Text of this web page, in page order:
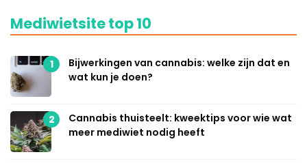
Mediwietsite top 10
1
Bijwerkingen van cannabis: welke zijn dat en
wat kun je doen?
2
Cannabis thuisteelt: kweektips voor wie wat
meer mediwiet nodig heeft